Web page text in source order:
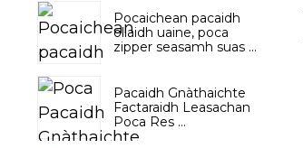
Pocaichean pacaidh
ollaidh uaine, poca
zipper seasamh suas ...
Pacaidh Gnàthaichte
Factaraidh Leasachan
Poca Res ...